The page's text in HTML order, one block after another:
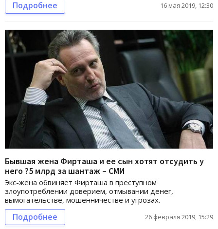
Подробнее 16 мая 2019, 12:30
Бывшая жена Фирташа и ее сын хотят отсудить у
него ?5 млрд за шантаж – СМИ
Экс-жена обвиняет Фирташа в преступном
злоупотреблении доверием, отмывании денег,
вымогательстве, мошенничестве и угрозах.
Подробнее 26 февраля 2019, 15:29